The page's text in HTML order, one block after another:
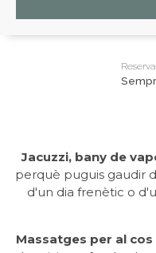
Jacuzzi, bany de
perquè puguis gaudir
d'un dia frenètic o
Massatges per al cos